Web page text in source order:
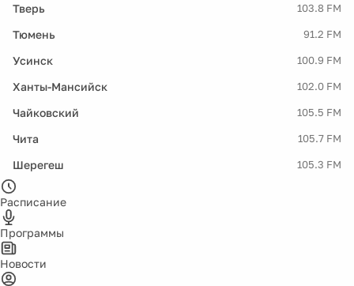
Тверь 103.8 FM
Тюмень 91.2 FM
Усинск 100.9 FM
Ханты-Мансийск 102.0 FM
Чайковский 105.5 FM
Чита 105.7 FM
Шерегеш 105.3 FM
Расписание
Программы
Новости